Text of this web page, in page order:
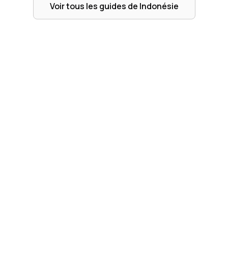
Voir tous les guides de Indonésie